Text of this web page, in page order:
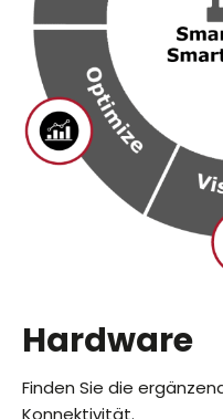
Hardware
Finden Sie die
Konnektivität.